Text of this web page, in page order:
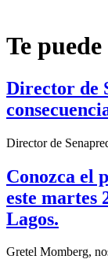
Te
Director de
Director de
Conozca el
este martes
Lagos.
Gretel Momberg,